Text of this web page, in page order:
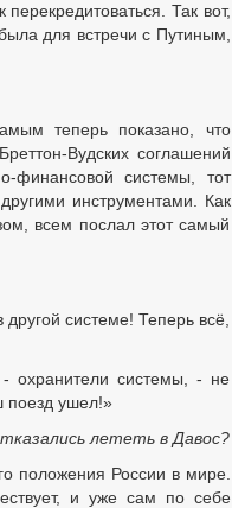
Так вот,
для встречи с Путиным,
теперь показано, что
Вудских соглашений
финансовой системы, тот
инструментами. Как
всем послал этот самый
системе! Теперь всё,
- охранители системы, - не
поезд ушел!»
лететь в Давос?
положения России в мире.
и уже сам по себе